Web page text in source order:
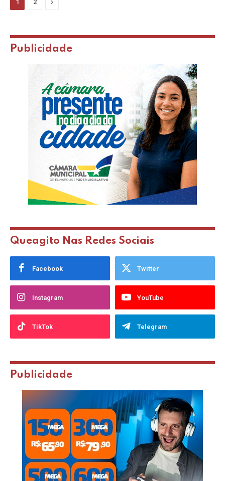
1 2
Publicidade
Queagito Nas Redes Sociais
Facebook Twitter
Instagram YouTube
TikTok Telegram
Publicidade